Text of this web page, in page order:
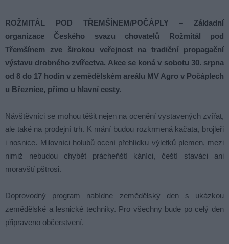
ROŽMITÁL POD TŘEMŠÍNEM/POČÁPLY – Základní
organizace Českého svazu chovatelů Rožmitál pod
Třemšínem zve širokou veřejnost na tradiční propagační
výstavu drobného zvířectva. Akce se koná v sobotu 30. srpna
od 8 do 17 hodin v zemědělském areálu MV Agro v Počáplech
u Březnice, přímo u hlavní cesty.
Návštěvníci se mohou těšit nejen na ocenění vystavených zvířat,
ale také na prodejní trh. K mání budou rozkrmená kačata, brojleři
i nosnice. Milovníci holubů ocení přehlídku výletků plemen, mezi
nimiž nebudou chybět prácheňští káníci, čeští staváci ani
moravští pštrosi.
Doprovodný program nabídne zemědělský den s ukázkou
zemědělské a lesnické techniky. Pro všechny bude po celý den
připraveno občerstvení.